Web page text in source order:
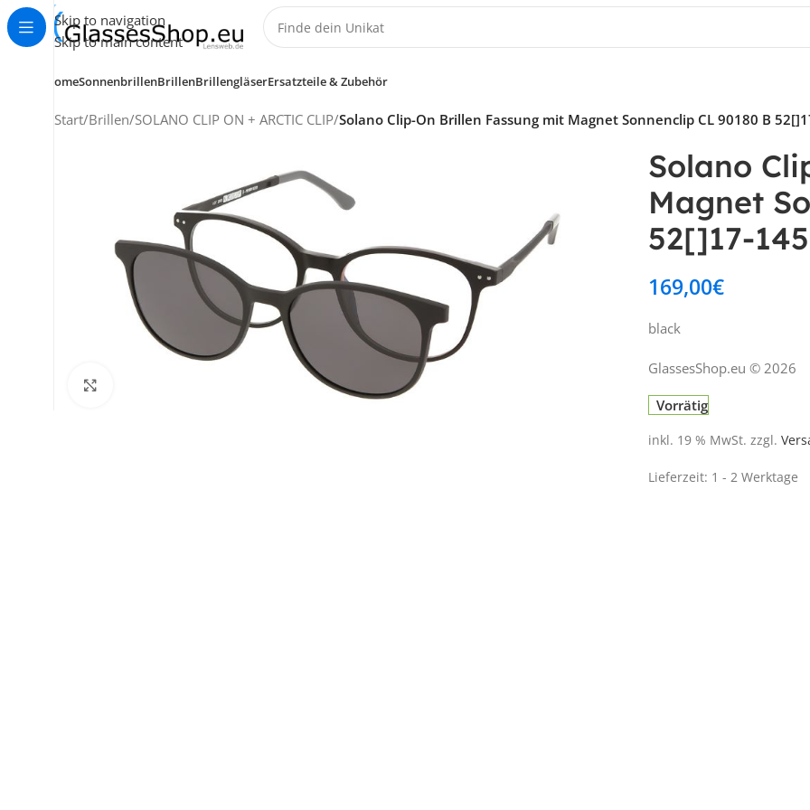
Skip to navigation
Skip to main content
KUNDENSERVICE
+49 (0) 7353 988 767
Kontakt-Formular
HomeSonnenbrillenBrillenBrillengläserErsatzteile & Zubehör
Start/Brillen/SOLANO CLIP ON + ARCTIC CLIP/Solano Clip-On Brillen Fassung mit Magnet Sonnenclip CL 90180 B
Solano
Magnet
52[]17-145
169,00€
black
GlassesShop.eu © 2026
Vorrätig
inkl. 19 % MwSt. zzgl.
Lieferzeit: 1 - 2 Werktage